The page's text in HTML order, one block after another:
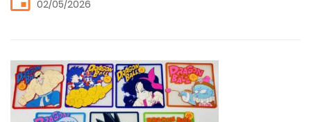
02/05/2026